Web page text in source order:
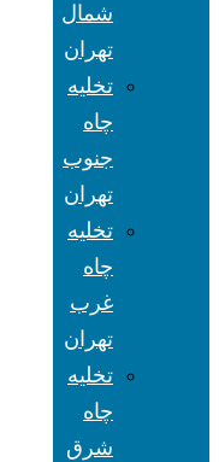
شمال
تهران
تخلیه
چاه
جنوب
تهران
تخلیه
چاه
غرب
تهران
تخلیه
چاه
شرق